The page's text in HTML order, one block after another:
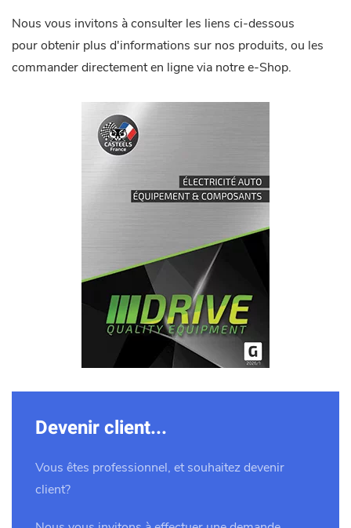
Nous vous invitons à consulter les liens ci-dessous
pour obtenir plus d'informations sur nos produits, ou les
commander directement en ligne via notre e-Shop.
Télécharger
Devenir client...
Vous êtes professionnel, et souhaitez devenir
client?